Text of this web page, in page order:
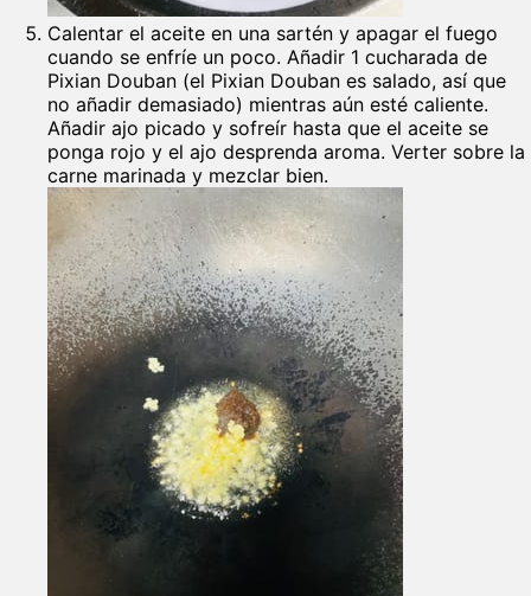
Calentar el aceite en una sartén y apagar el fuego
cuando se enfríe un poco. Añadir 1 cucharada de
Pixian Douban (el Pixian Douban es salado, así que
no añadir demasiado) mientras aún esté caliente.
Añadir ajo picado y sofreír hasta que el aceite se
ponga rojo y el ajo desprenda aroma. Verter sobre la
carne marinada y mezclar bien.